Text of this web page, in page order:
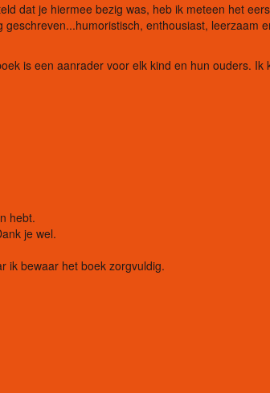
dat je hiermee bezig was, heb ik meteen het
enthousiast, leerzaam
is een aanrader voor elk kind en hun ouders. Ik
hebt.
je wel.
ik bewaar het boek zorgvuldig.